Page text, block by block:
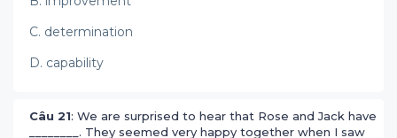
C. determination
D. capability
Câu 21: We are surprised to hear that Rose and Jack have
________. They seemed very happy together when I saw